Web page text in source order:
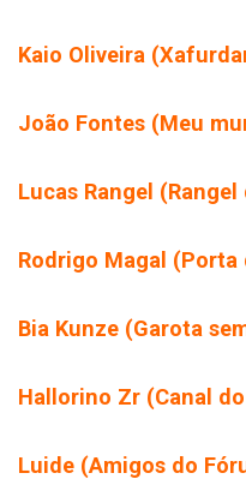
Kaio Oliveira
João Fontes (Meu
Lucas Rangel (Rangel
Rodrigo Magal (Porta
Bia Kunze (Garota
Hallorino Zr (Canal
Luide (Amigos do